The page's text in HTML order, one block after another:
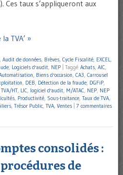
Ces taux s’appliqueront aux
TVA’ »
, Audit de données, Brèves, Cycle Fiscalité, EXCEL,
, Logiciels d'audit, NEP Taggé Achats, AIC,
, Biens d'occasion, CA3, Carrousel
, DEB, Détection de la fraude, DGFiP,
HT, LIC, logiciel d'audit, M/ATAC, NEP, NEP
, Productivité, Sous-traitance, Taux de TVA,
, Trésor Public, TVA, Ventes 7 commentaires
consolidés :
de